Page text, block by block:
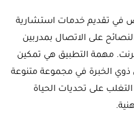
تقديم خدمات استشارية
على الاتصال بمدربين
مهمة التطبيق هي تمكين
ذوي الخبرة في مجموعة متنوعة
على تحديات الحياة